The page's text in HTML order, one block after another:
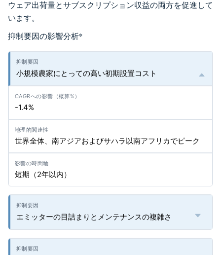
ウェア出荷量とサブスクリプション収益の両方を促進して
います。
抑制要因の影響分析*
小規模農家にとっての高い初期設置コスト
-1.4%
世界全体、南アジアおよびサハラ以南アフリカでピーク
短期（2年以内）
エミッターの目詰まりとメンテナンスの複雑さ